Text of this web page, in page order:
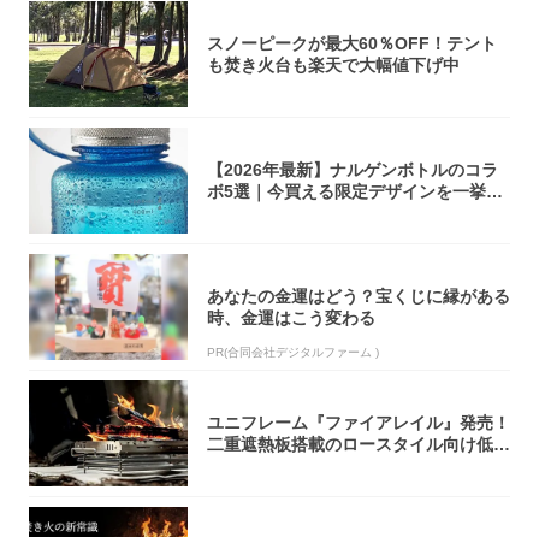
スノーピークが最大60％OFF！テント
も焚き火台も楽天で大幅値下げ中
【2026年最新】ナルゲンボトルのコラ
ボ5選｜今買える限定デザインを一挙紹
あなたの金運はどう？宝くじに縁がある
時、金運はこう変わる
PR(合同会社デジタルファーム )
ユニフレーム『ファイアレイル』発売！
二重遮熱板搭載のロースタイル向け低型